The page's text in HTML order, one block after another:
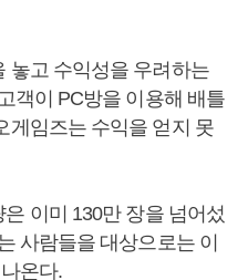
놓고 수익성을 우려하는
객이 PC방을 이용해 배틀
게임즈는 수익을 얻지 못
이미 130만 장을 넘어섰
사람들을 대상으로는 이
온다.